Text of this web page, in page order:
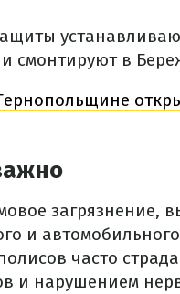
смонтируют в
загрязнение,
и
часто
и нарушением